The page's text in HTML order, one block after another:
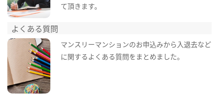
て頂きます。
よくある質問
マンスリーマンションのお申込みから入退去など
に関するよくある質問をまとめました。